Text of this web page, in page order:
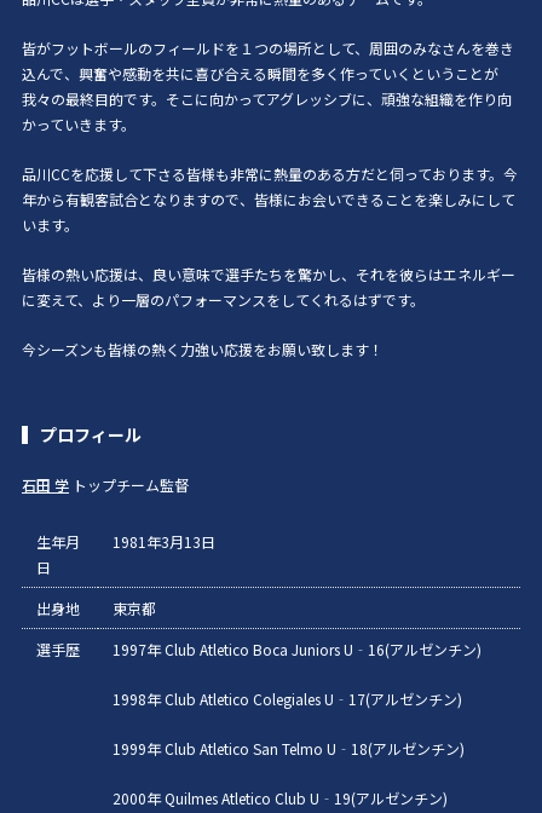
皆がフットボールのフィールドを１つの場所として、周囲のみなさんを巻き
込んで、興奮や感動を共に喜び合える瞬間を多く作っていくということが
我々の最終目的です。そこに向かってアグレッシブに、頑強な組織を作り向
かっていきます。
品川CCを応援して下さる皆様も非常に熱量のある方だと伺っております。今
年から有観客試合となりますので、皆様にお会いできることを楽しみにして
います。
皆様の熱い応援は、良い意味で選手たちを驚かし、それを彼らはエネルギー
に変えて、より一層のパフォーマンスをしてくれるはずです。
今シーズンも皆様の熱く力強い応援をお願い致します！
プロフィール
石田 学 トップチーム監督
生年月
日
1981年3月13日
出身地
東京都
選手歴
1997年 Club Atletico Boca Juniors U‐16(アルゼンチン)
1998年 Club Atletico Colegiales U‐17(アルゼンチン)
1999年 Club Atletico San Telmo U‐18(アルゼンチン)
2000年 Quilmes Atletico Club U‐19(アルゼンチン)